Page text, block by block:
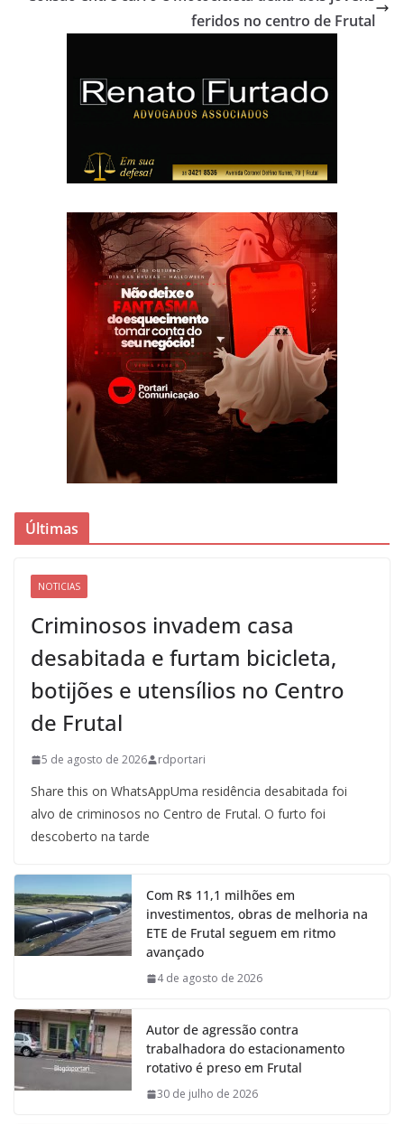
feridos no centro de Frutal
Últimas
NOTICIAS
Criminosos invadem casa
desabitada e furtam bicicleta,
botijões e utensílios no Centro
de Frutal
5 de agosto de 2026 rdportari
Share this on WhatsAppUma residência desabitada foi
alvo de criminosos no Centro de Frutal. O furto foi
descoberto na tarde
Com R$ 11,1 milhões em
investimentos, obras de melhoria na
ETE de Frutal seguem em ritmo
avançado
4 de agosto de 2026
Autor de agressão contra
trabalhadora do estacionamento
rotativo é preso em Frutal
30 de julho de 2026